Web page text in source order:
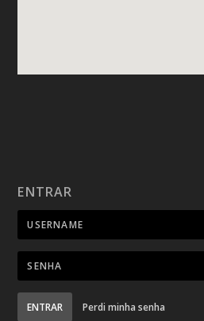
ENTRAR
ENTRAR Perdi minha senha